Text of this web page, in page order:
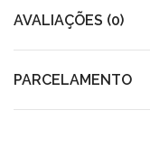
AVALIAÇÕES (0)
PARCELAMENTO